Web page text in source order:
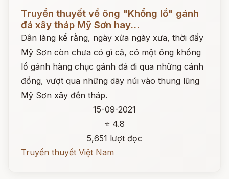
Đọc ngay
Truyền thuyết về ông "Khổng lồ" gánh
đá xây tháp Mỹ Sơn hay...
Dân làng kể rằng, ngày xửa ngày xưa, thời đấy
Mỹ Sơn còn chưa có gì cả, có một ông khổng
lồ gánh hàng chục gánh đá đi qua những cánh
đồng, vượt qua những dãy núi vào thung lũng
Mỹ Sơn xây đền tháp.
15-09-2021
⭐ 4.8
5,651 lượt đọc
Truyền thuyết Việt Nam